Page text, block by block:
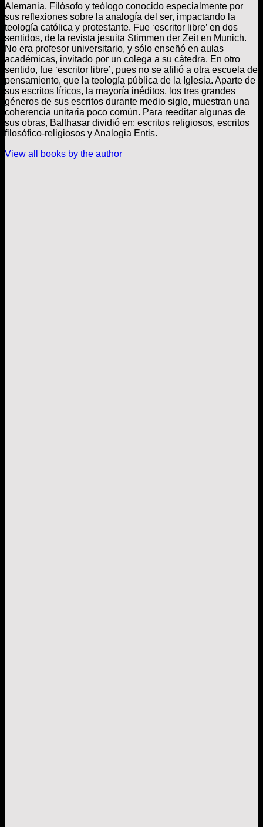
Alemania. Filósofo y teólogo conocido especialmente por
sus reflexiones sobre la analogía del ser, impactando la
teología católica y protestante. Fue ‘escritor libre’ en dos
sentidos, de la revista jesuita Stimmen der Zeit en Munich.
No era profesor universitario, y sólo enseñó en aulas
académicas, invitado por un colega a su cátedra. En otro
sentido, fue ‘escritor libre’, pues no se afilió a otra escuela de
pensamiento, que la teología pública de la Iglesia. Aparte de
sus escritos líricos, la mayoría inéditos, los tres grandes
géneros de sus escritos durante medio siglo, muestran una
coherencia unitaria poco común. Para reeditar algunas de
sus obras, Balthasar dividió en: escritos religiosos, escritos
filosófico-religiosos y Analogia Entis.
View all books by the author